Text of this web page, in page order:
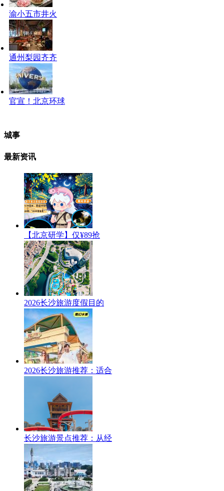
渝小五市井火
通州梨园齐齐
官宣！北京环球
城事
最新资讯
【北京研学】仅¥89抢
2026长沙旅游度假目的
2026长沙旅游推荐：适合
长沙旅游景点推荐：从经